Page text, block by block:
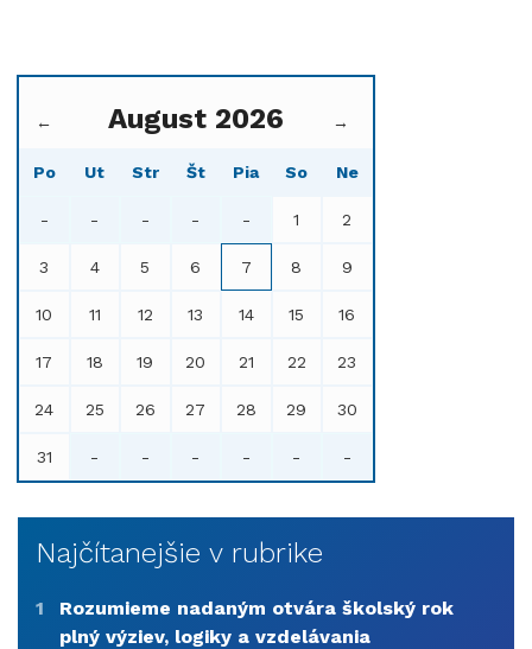
← August 2026 →
Po Ut Str Št Pia So Ne
- - - - - 1 2
3 4 5 6 7 8 9
10 11 12 13 14 15 16
17 18 19 20 21 22 23
24 25 26 27 28 29 30
31 - - - - - -
Najčítanejšie v rubrike
1
Rozumieme nadaným otvára školský rok
plný výziev, logiky a vzdelávania